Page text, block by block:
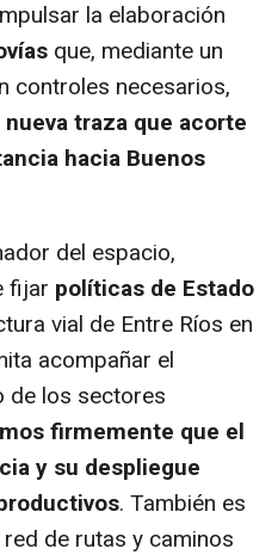
la elaboración
que, mediante un
controles necesarios,
nueva traza que acorte
hacia Buenos
del espacio,
fijar políticas de Estado
vial de Entre Ríos en
acompañar el
de los sectores
firmemente que el
y su despliegue
. También es
de rutas y caminos